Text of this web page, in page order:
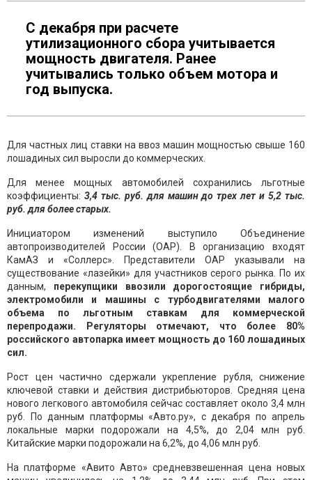
С декабря при расчете
утилизационного сбора учитывается
мощность двигателя. Ранее
учитывались только объем мотора и
год выпуска.
Для частных лиц ставки на ввоз машин мощностью свыше 160
лошадиных сил выросли до коммерческих.
Для менее мощных автомобилей сохранились льготные
коэффициенты: 3,4 тыс. руб. для машин до трех лет и 5,2 тыс.
руб. для более старых.
Инициатором изменений выступило Объединение
автопроизводителей России (ОАР). В организацию входят
КамАЗ и «Соллерс». Представители ОАР указывали на
существование «лазейки» для участников серого рынка. По их
данным, перекупщики ввозили дорогостоящие гибриды,
электромобили и машины с турбодвигателями малого
объема по льготным ставкам для коммерческой
перепродажи. Регуляторы отмечают, что более 80%
российского автопарка имеет мощность до 160 лошадиных
сил.
Рост цен частично сдержали укрепление рубля, снижение
ключевой ставки и действия дистрибьюторов. Средняя цена
нового легкового автомобиля сейчас составляет около 3,4 млн
руб. По данным платформы «Авто.ру», с декабря по апрель
локальные марки подорожали на 4,5%, до 2,04 млн руб.
Китайские марки подорожали на 6,2%, до 4,06 млн руб.
На платформе «Авито Авто» средневзвешенная цена новых